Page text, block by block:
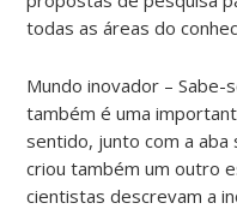
todas as áreas do
Mundo inovador – Sabe-
também é uma
sentido, junto com a aba
criou também um outro
cientistas descrevam a